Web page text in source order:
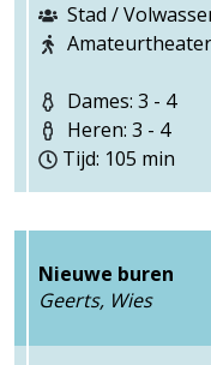
Stad /
Amateurtheater
Dames: 3 - 4
Heren: 3 - 4
Tijd: 105 min
Nieuwe buren
Geerts, Wies